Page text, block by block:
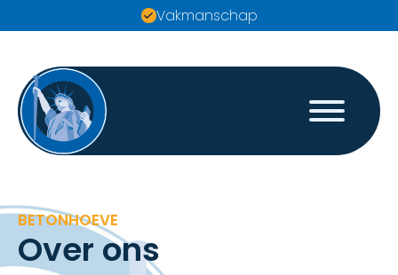
Vakmanschap
BETONHOEVE
Over ons